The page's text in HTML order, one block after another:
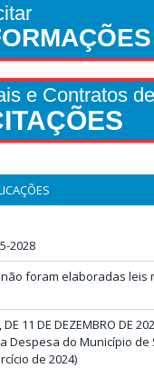
e Contratos de
2028
foram elaboradas leis
DE 11 DE DEZEMBRO DE
Despesa do Município
de 2024)